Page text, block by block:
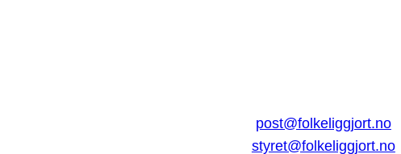
post@folkeliggjort.no
styret@folkeliggjort.no